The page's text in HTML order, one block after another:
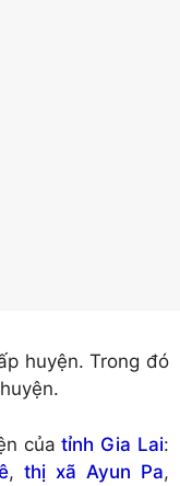
huyện. Trong đó
củatỉnh Gia Lai:
, thị xã Ayun Pa,